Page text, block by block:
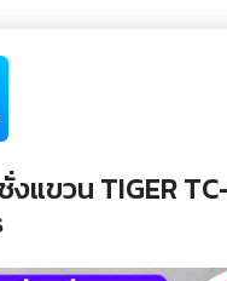
งแขวน TIGER